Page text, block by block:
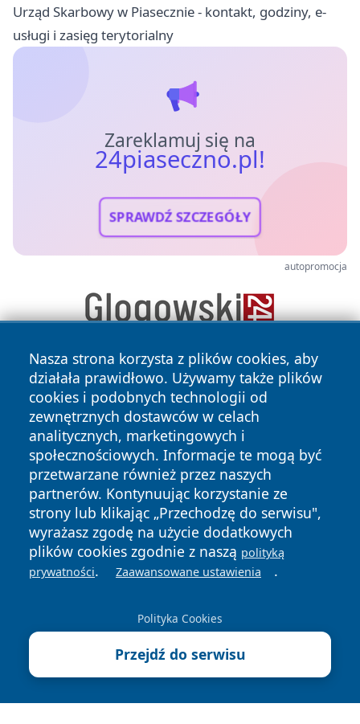
Urząd Skarbowy w Piasecznie - kontakt, godziny, e-
usługi i zasięg terytorialny
Zareklamuj się na
24piaseczno.pl!
SPRAWDŹ SZCZEGÓŁY
autopromocja
Nasza strona korzysta z plików cookies, aby
działała prawidłowo. Używamy także plików
cookies i podobnych technologii od
zewnętrznych dostawców w celach
analitycznych, marketingowych i
społecznościowych. Informacje te mogą być
przetwarzane również przez naszych
partnerów. Kontynuując korzystanie ze
strony lub klikając „Przechodzę do serwisu",
wyrażasz zgodę na użycie dodatkowych
plików cookies zgodnie z naszą polityką
prywatności. Zaawansowane ustawienia .
Polityka Cookies
Przejdź do serwisu
Copyright © 2026 24piaseczno.pl Wszystkie prawa
zastrzeżone.
News Autorzy
Polityka
Prywatności
Polityka
Cookies